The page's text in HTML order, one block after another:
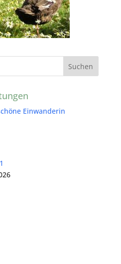
Einwanderin